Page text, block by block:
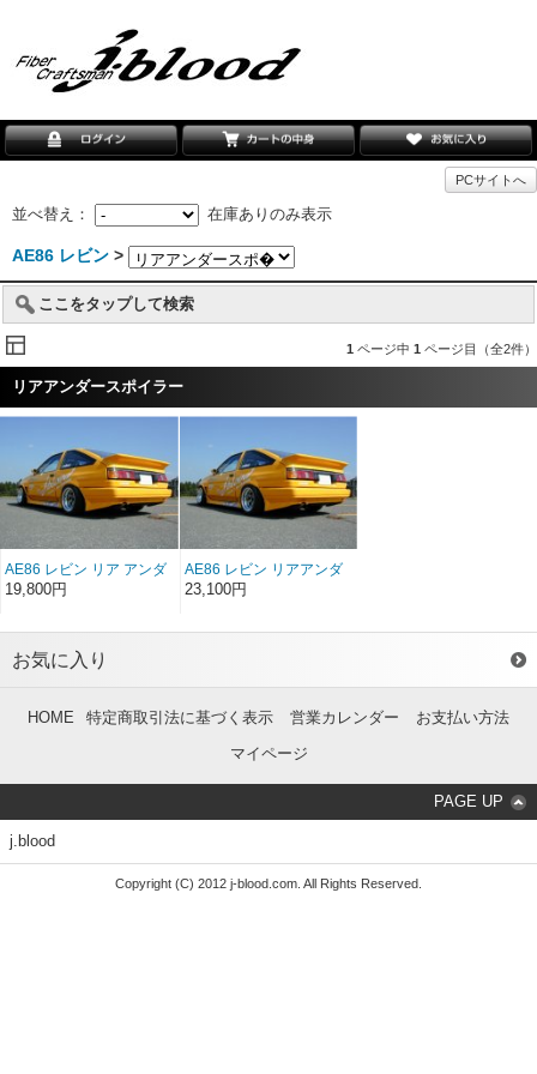
PCサイトへ
並べ替え： 在庫ありのみ表示
AE86 レビン >
ここをタップして検索
1 ページ中 1 ページ目（全2件）
リアアンダースポイラー
AE86 レビン リア アンダ
ースポイラー FRP（後
19,800円
AE86 レビン リアアンダ
ースポイラー ソフト
23,100円
お気に入り
HOME 特定商取引法に基づく表示 営業カレンダー
お支払い方法
マイページ
PAGE UP
j.blood
Copyright (C) 2012 j-blood.com. All Rights Reserved.